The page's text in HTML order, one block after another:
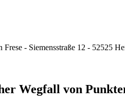
- Siemensstraße 12 - 52525
Wegfall von